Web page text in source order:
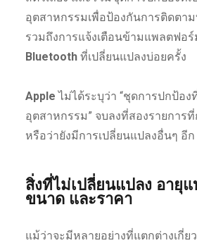
อุตสาหกรรมเพื่อป้องกันการติดตา
รวมถึงการแจ้งเตือนข้ามแพลตฟอ
Bluetoothที่เปลี่ยนแปลงบ่อยครั้ง
Apple ไม่ได้ระบุว่า “ชุดการปกป้อง
อุตสาหกรรม” จบลงที่สองรายการ
หรือว่ายังมีการเปลี่ยนแปลงอื่นๆ อีก
สิ่งที่ไม่เปลี่ยนแปลง อายุ
ขนาด และราคา
แม้ว่าจะมีหลายอย่างที่แตกต่างเกี่ย